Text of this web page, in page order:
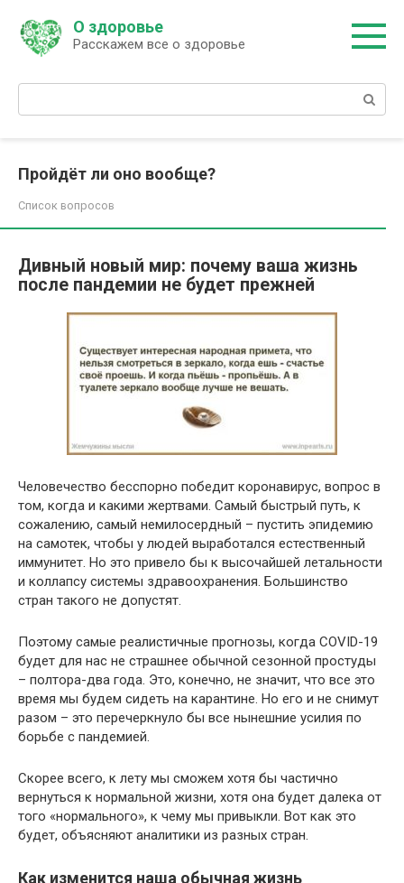
контенту
О здоровье
Расскажем все о здоровье
Поиск:
Пройдёт ли оно вообще?
Список вопросов
Дивный новый мир: почему ваша жизнь
после пандемии не будет прежней
Человечество бесспорно победит коронавирус, вопрос в
том, когда и какими жeртвaми. Самый быстрый путь, к
сожалению, самый немилосердный – пустить эпидемию
на самотек, чтобы у людей выработался естественный
иммунитет. Но это привело бы к высочайшей летальности
и коллапсу системы здравоохранения. Большинство
стран такого не допустят.
Поэтому самые реалистичные прогнозы, когда COVID-19
будет для нас не стрaшнeе обычной сезонной простуды
– полтора-два года. Это, конечно, не значит, что все это
время мы будем сидеть на карантине. Но его и не снимут
разом – это перечеркнуло бы все нынешние усилия по
борьбе с пандемией.
Скорее всего, к лету мы сможем хотя бы частично
вернуться к нормальной жизни, хотя она будет далека от
того «нормального», к чему мы привыкли. Вот как это
будет, объясняют аналитики из разных стран.
Как изменится наша обычная жизнь